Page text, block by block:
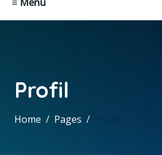
Profil
Home Pages